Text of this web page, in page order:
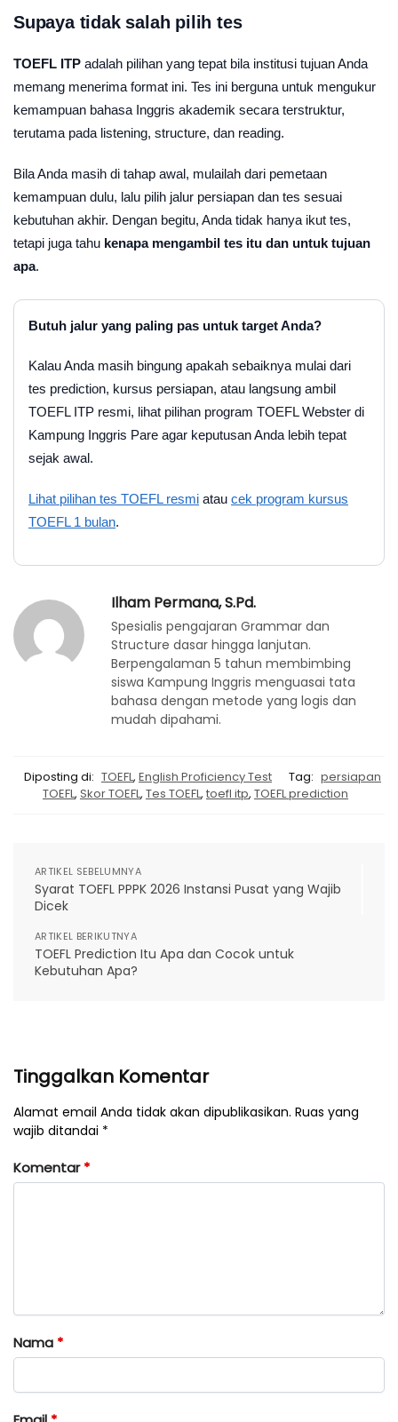
Supaya tidak salah pilih tes
TOEFL ITP adalah pilihan yang tepat bila institusi tujuan Anda
memang menerima format ini. Tes ini berguna untuk mengukur
kemampuan bahasa Inggris akademik secara terstruktur,
terutama pada listening, structure, dan reading.
Bila Anda masih di tahap awal, mulailah dari pemetaan
kemampuan dulu, lalu pilih jalur persiapan dan tes sesuai
kebutuhan akhir. Dengan begitu, Anda tidak hanya ikut tes,
tetapi juga tahu kenapa mengambil tes itu dan untuk tujuan
apa.
Butuh jalur yang paling pas untuk target Anda?
Kalau Anda masih bingung apakah sebaiknya mulai dari
tes prediction, kursus persiapan, atau langsung ambil
TOEFL ITP resmi, lihat pilihan program TOEFL Webster di
Kampung Inggris Pare agar keputusan Anda lebih tepat
sejak awal.
Lihat pilihan tes TOEFL resmi atau cek program kursus
TOEFL 1 bulan.
Ilham Permana, S.Pd.
Spesialis pengajaran Grammar dan
Structure dasar hingga lanjutan.
Berpengalaman 5 tahun membimbing
siswa Kampung Inggris menguasai tata
bahasa dengan metode yang logis dan
mudah dipahami.
Diposting di: TOEFL, English Proficiency Test Tag: persiapan
TOEFL, Skor TOEFL, Tes TOEFL, toefl itp, TOEFL prediction
ARTIKEL SEBELUMNYA
Syarat TOEFL PPPK 2026 Instansi Pusat yang Wajib
Dicek
ARTIKEL BERIKUTNYA
TOEFL Prediction Itu Apa dan Cocok untuk
Kebutuhan Apa?
Tinggalkan Komentar
Alamat email Anda tidak akan dipublikasikan. Ruas yang
wajib ditandai *
Komentar*
Nama *